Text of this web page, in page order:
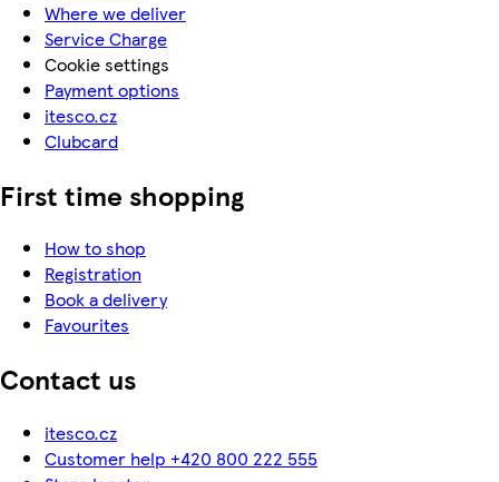
Where we deliver
Service Charge
Cookie settings
Payment options
itesco.cz
Clubcard
First time shopping
How to shop
Registration
Book a delivery
Favourites
Contact us
itesco.cz
Customer help +420 800 222 555